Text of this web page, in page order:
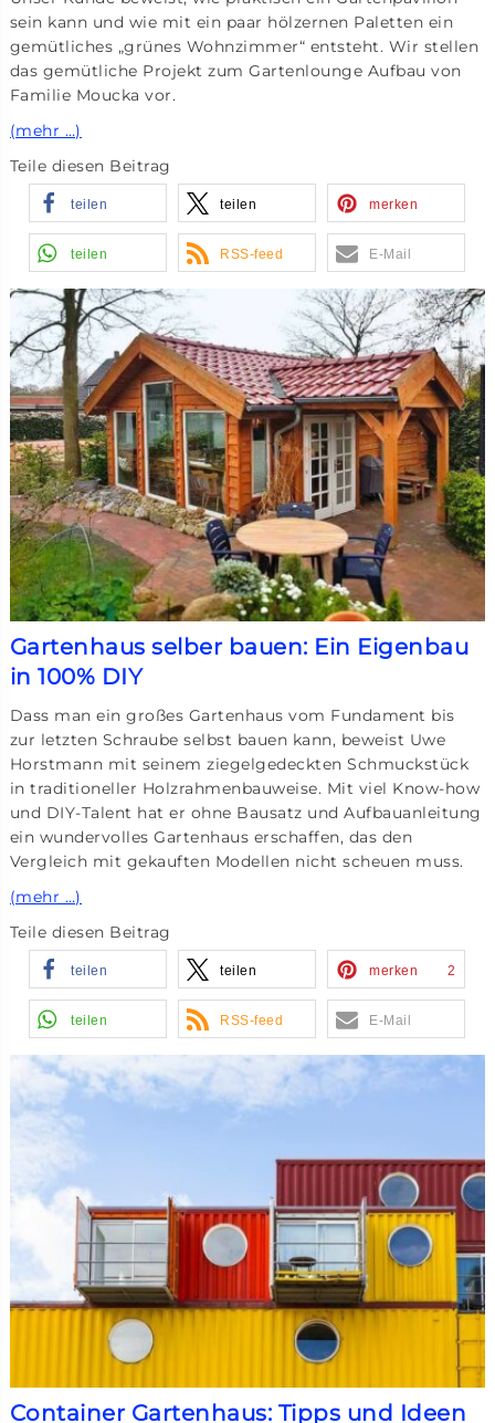
sein kann und wie mit ein paar hölzernen Paletten ein
gemütliches „grünes Wohnzimmer“ entsteht. Wir stellen
das gemütliche Projekt zum Gartenlounge Aufbau von
Familie Moucka vor.
(mehr …)
Teile diesen Beitrag
teilen teilen merken
teilen RSS-feed E-Mail
Gartenhaus selber bauen: Ein Eigenbau
in 100% DIY
Dass man ein großes Gartenhaus vom Fundament bis
zur letzten Schraube selbst bauen kann, beweist Uwe
Horstmann mit seinem ziegelgedeckten Schmuckstück
in traditioneller Holzrahmenbauweise. Mit viel Know-how
und DIY-Talent hat er ohne Bausatz und Aufbauanleitung
ein wundervolles Gartenhaus erschaffen, das den
Vergleich mit gekauften Modellen nicht scheuen muss.
(mehr …)
Teile diesen Beitrag
teilen teilen merken 2
teilen RSS-feed E-Mail
Container Gartenhaus: Tipps und Ideen